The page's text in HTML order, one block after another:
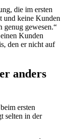
die im ersten
und keine Kunden
genug gewesen.“
Kunden
den er nicht auf
anders
ersten
selten in der